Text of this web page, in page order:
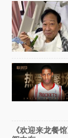
《欢迎来龙餐